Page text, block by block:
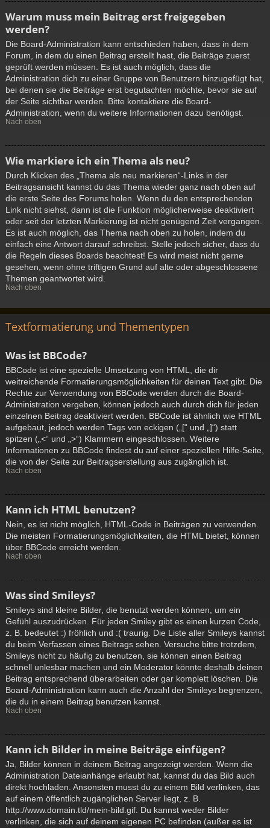
Warum muss mein Beitrag erst freigegeben
werden?
Die Board-Administration kann entschieden haben, dass in dem
Forum, in dem du einen Beitrag erstellt hast, die Beiträge zuerst
geprüft werden müssen. Es ist auch möglich, dass die
Administration dich zu einer Gruppe von Benutzern hinzugefügt hat,
bei denen sie die Beiträge erst begutachten möchte, bevor sie auf
der Seite sichtbar werden. Bitte kontaktiere die Board-
Administration, wenn du weitere Informationen dazu benötigst.
Nach oben
Wie markiere ich ein Thema als neu?
Durch Klicken des „Thema als neu markieren“-Links in der
Beitragsansicht kannst du das Thema wieder ganz nach oben auf
die erste Seite des Forums holen. Wenn du den entsprechenden
Link nicht siehst, dann ist die Funktion möglicherweise deaktiviert
oder seit der letzten Markierung ist nicht genügend Zeit vergangen.
Es ist auch möglich, das Thema nach oben zu holen, indem du
einfach eine Antwort darauf schreibst. Stelle jedoch sicher, dass du
die Regeln dieses Boards beachtest! Es wird meist nicht gerne
gesehen, wenn ohne triftigen Grund auf alte oder abgeschlossene
Themen geantwortet wird.
Nach oben
Textformatierung und Thementypen
Was ist BBCode?
BBCode ist eine spezielle Umsetzung von HTML, die dir
weitreichende Formatierungsmöglichkeiten für deinen Text gibt. Die
Rechte zur Verwendung von BBCode werden durch die Board-
Administration vergeben, können jedoch auch durch dich für jeden
einzelnen Beitrag deaktiviert werden. BBCode ist ähnlich wie HTML
aufgebaut, jedoch werden Tags von eckigen („[“ und „]“) statt
spitzen („<“ und „>“) Klammern eingeschlossen. Weitere
Informationen zu BBCode findest du auf einer speziellen Hilfe-Seite,
die von der Seite zur Beitragserstellung aus zugänglich ist.
Nach oben
Kann ich HTML benutzen?
Nein, es ist nicht möglich, HTML-Code in Beiträgen zu verwenden.
Die meisten Formatierungsmöglichkeiten, die HTML bietet, können
über BBCode erreicht werden.
Nach oben
Was sind Smileys?
Smileys sind kleine Bilder, die benutzt werden können, um ein
Gefühl auszudrücken. Für jeden Smiley gibt es einen kurzen Code,
z. B. bedeutet :) fröhlich und :( traurig. Die Liste aller Smileys kannst
du beim Verfassen eines Beitrags sehen. Versuche bitte trotzdem,
Smileys nicht zu häufig zu benutzen, sie können einen Beitrag
schnell unlesbar machen und ein Moderator könnte deshalb deinen
Beitrag entsprechend überarbeiten oder gar komplett löschen. Die
Board-Administration kann auch die Anzahl der Smileys begrenzen,
die du in einem Beitrag benutzen kannst.
Nach oben
Kann ich Bilder in meine Beiträge einfügen?
Ja, Bilder können in deinem Beitrag angezeigt werden. Wenn die
Administration Dateianhänge erlaubt hat, kannst du das Bild auch
direkt hochladen. Ansonsten musst du zu einem Bild verlinken, das
auf einem öffentlich zugänglichen Server liegt, z. B.
http://www.domain.tld/mein-bild.gif. Du kannst weder Bilder
verlinken, die sich auf deinem eigenen PC befinden (außer es ist